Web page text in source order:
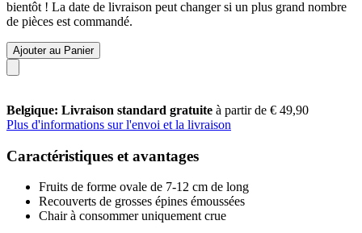
bientôt ! La date de livraison peut changer si un plus grand nombre
de pièces est commandé.
Ajouter au Panier
Belgique: Livraison standard gratuite à partir de € 49,90
Plus d'informations sur l'envoi et la livraison
Caractéristiques et avantages
Fruits de forme ovale de 7-12 cm de long
Recouverts de grosses épines émoussées
Chair à consommer uniquement crue